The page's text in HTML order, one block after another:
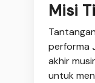
Misi
performa
akhir
untuk